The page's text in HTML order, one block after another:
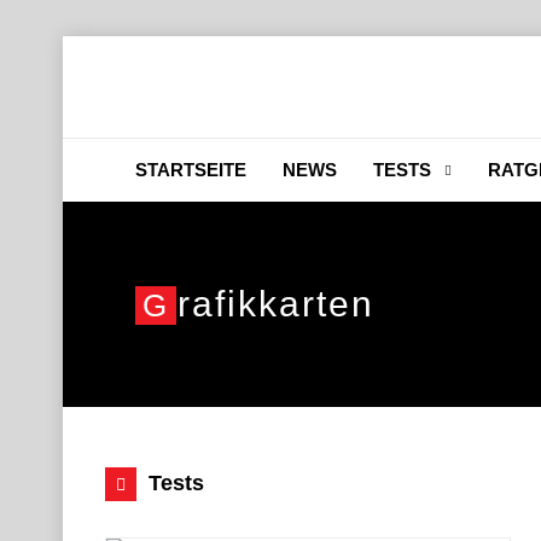
STARTSEITE NEWS TESTS
G Rafikkarten
Tests